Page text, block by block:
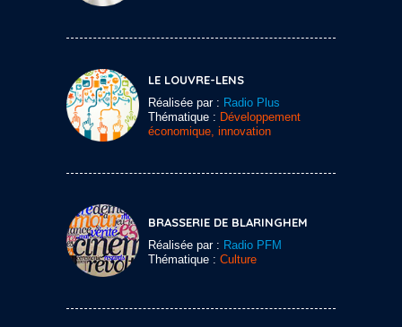
LE LOUVRE-LENS
Réalisée par : Radio Plus
Thématique : Développement
économique, innovation
BRASSERIE DE BLARINGHEM
Réalisée par : Radio PFM
Thématique : Culture